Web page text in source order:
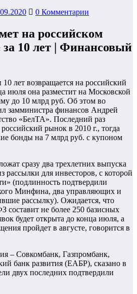
0 Комментарии
на российском
10 лет | Финансовый
лет возвращается на российский
июля она разместит на Московской
до 10 млрд руб. Об этом во
замминистра финансов Андрей
«БелТА». Последний раз
рынок в 2010 г., тогда
бонды на 7 млрд руб. с купоном
сразу два трехлетних выпуска
рассылки для инвесторов, с которой
(подлинность подтвердили
Минфина, два управляющих и
рассылку). Ожидается, что
составит не более 250 базисных
будет открыта до конца июля, а
пройдет в августе, говорится в
– Совкомбанк, Газпромбанк,
банк развития (ЕАБР), сказано в
двух последних подтвердили